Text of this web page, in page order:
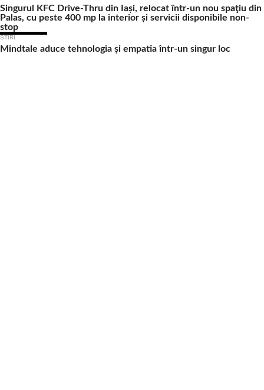
Singurul KFC Drive-Thru din Iași, relocat într-un nou spaţiu din
Palas, cu peste 400 mp la interior și servicii disponibile non-
stop
STIRI
Mindtale aduce tehnologia și empatia într-un singur loc